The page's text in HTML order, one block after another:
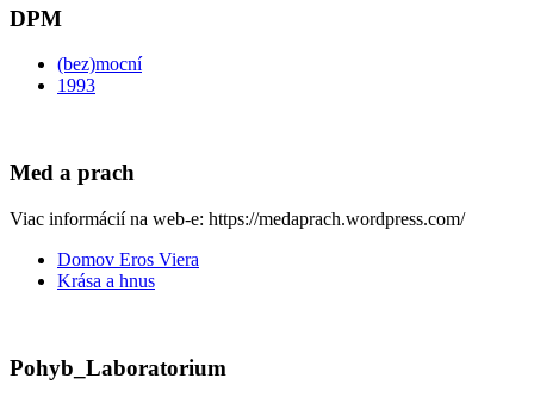
DPM
(bez)mocní
1993
Med a prach
Viac informácií na web-e: https://medaprach.wordpress.com/
Domov Eros Viera
Krása a hnus
Pohyb_Laboratorium